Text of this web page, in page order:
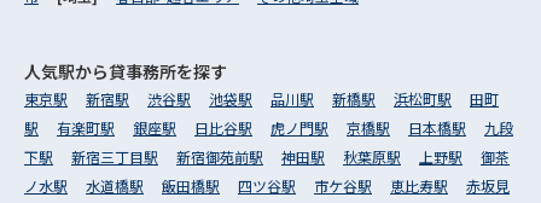
人気駅から貸事務所を探す
東京駅 新宿駅 渋谷駅 池袋駅 品川駅 新橋駅 浜松町駅
田町
駅
有楽町駅 銀座駅 日比谷駅 虎ノ門駅 京橋駅 日本橋駅
九段
下駅
新宿三丁目駅 新宿御苑前駅 神田駅 秋葉原駅 上野駅
御茶
ノ水駅
水道橋駅 飯田橋駅 四ツ谷駅 市ケ谷駅 恵比寿駅
赤坂見